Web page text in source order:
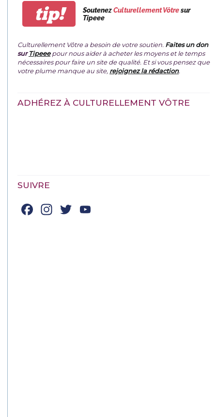
tip! SoutenezCulturellement Vôtresur
Tipeee
Culturellement Vôtre a besoin de votre soutien. Faites un don
surTipeeepour nous aider à acheter les moyens et le temps
nécessaires pour faire un site de qualité. Et si vous pensez que
votre plume manque au site, rejoignez la rédaction.
ADHÉREZ À CULTURELLEMENT VÔTRE
SUIVRE
Facebook
Instagram
Twitter